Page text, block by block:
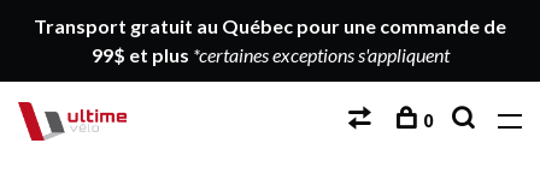
Transport gratuit au Québec pour une commande de
99$ et plus *certaines exceptions s'appliquent
0